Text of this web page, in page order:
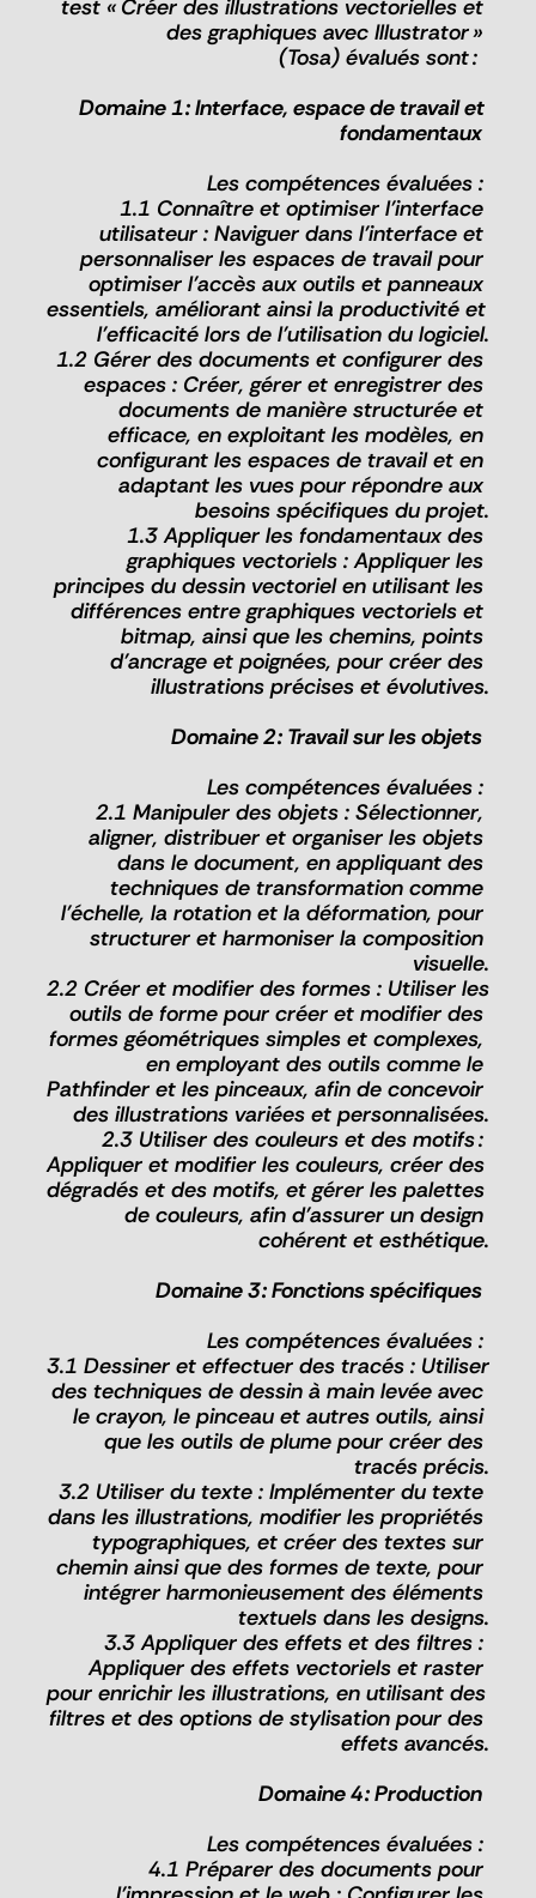
test « Créer des illustrations vectorielles et
des graphiques avec Illustrator »
(Tosa) évalués sont :
Domaine 1 : Interface, espace de travail et
fondamentaux
Les compétences évaluées :
1.1 Connaître et optimiser l'interface
utilisateur : Naviguer dans l'interface et
personnaliser les espaces de travail pour
optimiser l'accès aux outils et panneaux
essentiels, améliorant ainsi la productivité et
l'efficacité lors de l'utilisation du logiciel.
1.2 Gérer des documents et configurer des
espaces : Créer, gérer et enregistrer des
documents de manière structurée et
efficace, en exploitant les modèles, en
configurant les espaces de travail et en
adaptant les vues pour répondre aux
besoins spécifiques du projet.
1.3 Appliquer les fondamentaux des
graphiques vectoriels : Appliquer les
principes du dessin vectoriel en utilisant les
différences entre graphiques vectoriels et
bitmap, ainsi que les chemins, points
d'ancrage et poignées, pour créer des
illustrations précises et évolutives.
Domaine 2 : Travail sur les objets
Les compétences évaluées :
2.1 Manipuler des objets : Sélectionner,
aligner, distribuer et organiser les objets
dans le document, en appliquant des
techniques de transformation comme
l'échelle, la rotation et la déformation, pour
structurer et harmoniser la composition
visuelle.
2.2 Créer et modifier des formes : Utiliser les
outils de forme pour créer et modifier des
formes géométriques simples et complexes,
en employant des outils comme le
Pathfinder et les pinceaux, afin de concevoir
des illustrations variées et personnalisées.
2.3 Utiliser des couleurs et des motifs :
Appliquer et modifier les couleurs, créer des
dégradés et des motifs, et gérer les palettes
de couleurs, afin d'assurer un design
cohérent et esthétique.
Domaine 3 : Fonctions spécifiques
Les compétences évaluées :
3.1 Dessiner et effectuer des tracés : Utiliser
des techniques de dessin à main levée avec
le crayon, le pinceau et autres outils, ainsi
que les outils de plume pour créer des
tracés précis.
3.2 Utiliser du texte : Implémenter du texte
dans les illustrations, modifier les propriétés
typographiques, et créer des textes sur
chemin ainsi que des formes de texte, pour
intégrer harmonieusement des éléments
textuels dans les designs.
3.3 Appliquer des effets et des filtres :
Appliquer des effets vectoriels et raster
pour enrichir les illustrations, en utilisant des
filtres et des options de stylisation pour des
effets avancés.
Domaine 4 : Production
Les compétences évaluées :
4.1 Préparer des documents pour